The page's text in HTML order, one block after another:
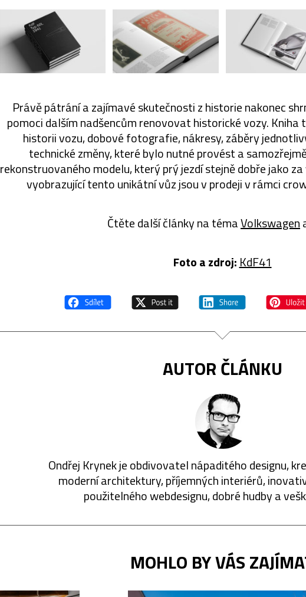
Právě pátrání a zajímavé skutečnosti z historie nakonec
pomoci dalším nadšencům renovovat historické vozy.
historii vozu, dobové fotografie, nákresy, záběry
technické změny, které bylo nutné provést a
rekonstruovaného modelu, který prý jezdí stejně dobře jako
vyobrazující tento unikátní vůz jsou v prodeji v rámci
Čtěte další články na témaVolkswagen
Foto a zdroj: KdF41
AUTOR ČLÁNKU
Ondřej Krynek je obdivovatel nápaditého designu,
moderní architektury, příjemných interiérů,
použitelného webdesignu, dobré hudby a
MOHLO BY VÁS